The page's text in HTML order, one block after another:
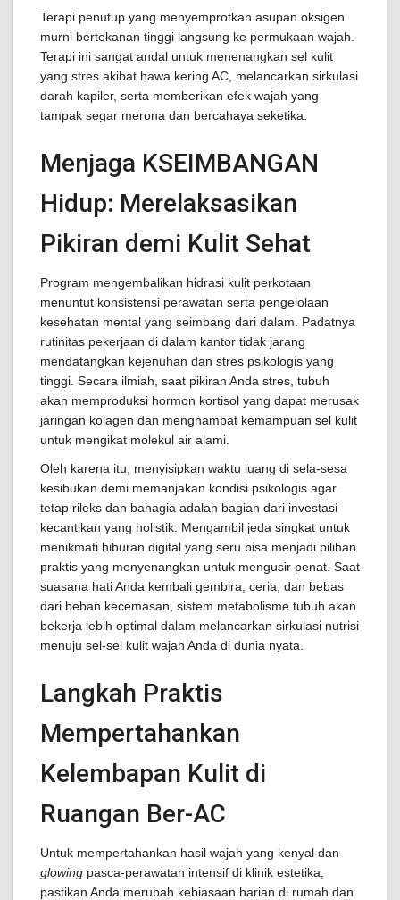
Terapi penutup yang menyemprotkan asupan oksigen
murni bertekanan tinggi langsung ke permukaan wajah.
Terapi ini sangat andal untuk menenangkan sel kulit
yang stres akibat hawa kering AC, melancarkan sirkulasi
darah kapiler, serta memberikan efek wajah yang
tampak segar merona dan bercahaya seketika.
Menjaga KSEIMBANGAN
Hidup: Merelaksasikan
Pikiran demi Kulit Sehat
Program mengembalikan hidrasi kulit perkotaan
menuntut konsistensi perawatan serta pengelolaan
kesehatan mental yang seimbang dari dalam. Padatnya
rutinitas pekerjaan di dalam kantor tidak jarang
mendatangkan kejenuhan dan stres psikologis yang
tinggi. Secara ilmiah, saat pikiran Anda stres, tubuh
akan memproduksi hormon kortisol yang dapat merusak
jaringan kolagen dan menghambat kemampuan sel kulit
untuk mengikat molekul air alami.
Oleh karena itu, menyisipkan waktu luang di sela-sesa
kesibukan demi memanjakan kondisi psikologis agar
tetap rileks dan bahagia adalah bagian dari investasi
kecantikan yang holistik. Mengambil jeda singkat untuk
menikmati hiburan digital yang seru bisa menjadi pilihan
praktis yang menyenangkan untuk mengusir penat. Saat
suasana hati Anda kembali gembira, ceria, dan bebas
dari beban kecemasan, sistem metabolisme tubuh akan
bekerja lebih optimal dalam melancarkan sirkulasi nutrisi
menuju sel-sel kulit wajah Anda di dunia nyata.
Langkah Praktis
Mempertahankan
Kelembapan Kulit di
Ruangan Ber-AC
Untuk mempertahankan hasil wajah yang kenyal dan
glowing pasca-perawatan intensif di klinik estetika,
pastikan Anda merubah kebiasaan harian di rumah dan